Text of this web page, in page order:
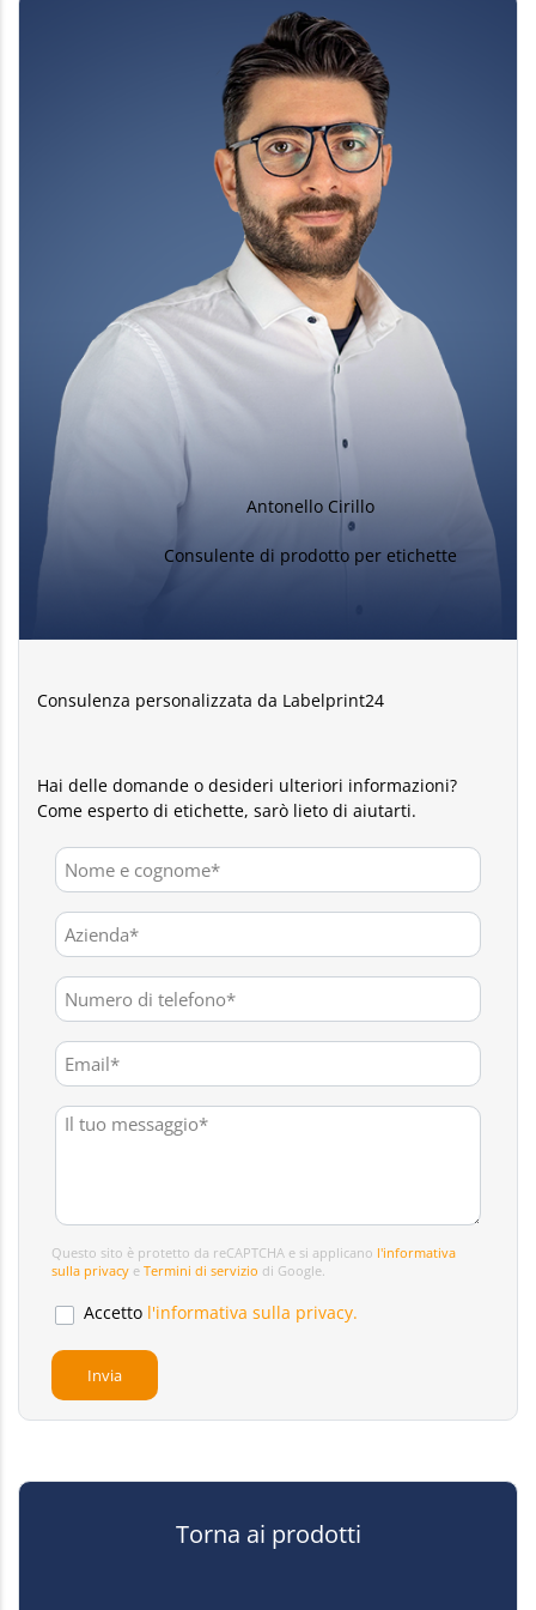
Antonello Cirillo
Consulente di prodotto per etichette
Consulenza personalizzata da Labelprint24
Hai delle domande o desideri ulteriori informazioni?
Come esperto di etichette, sarò lieto di aiutarti.
Questo sito è protetto da reCAPTCHA e si applicano l'informativa
sulla privacy e Termini di servizio di Google.
Accetto l'informativa sulla privacy.
Torna ai prodotti